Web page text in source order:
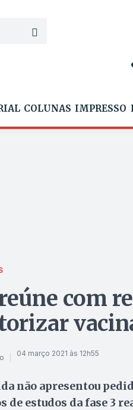
COLUNAS IMPRESSO
com
04 março 2021 às 12h55
não apresentou
de estudos da fase 3